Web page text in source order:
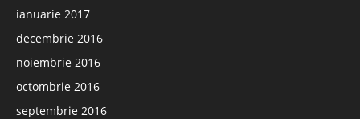
ianuarie 2017
decembrie 2016
noiembrie 2016
octombrie 2016
septembrie 2016